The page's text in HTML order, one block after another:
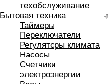
техобслуживание
Бытовая техника
Таймеры
Переключатели
Регуляторы климата
Насосы
Счетчики
электроэнергии